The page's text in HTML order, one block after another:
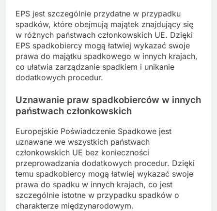
EPS jest szczególnie przydatne w przypadku
spadków, które obejmują majątek znajdujący się
w różnych państwach członkowskich UE. Dzięki
EPS spadkobiercy mogą łatwiej wykazać swoje
prawa do majątku spadkowego w innych krajach,
co ułatwia zarządzanie spadkiem i unikanie
dodatkowych procedur.
Uznawanie praw spadkobierców w innych
państwach członkowskich
Europejskie Poświadczenie Spadkowe jest
uznawane we wszystkich państwach
członkowskich UE bez konieczności
przeprowadzania dodatkowych procedur. Dzięki
temu spadkobiercy mogą łatwiej wykazać swoje
prawa do spadku w innych krajach, co jest
szczególnie istotne w przypadku spadków o
charakterze międzynarodowym.